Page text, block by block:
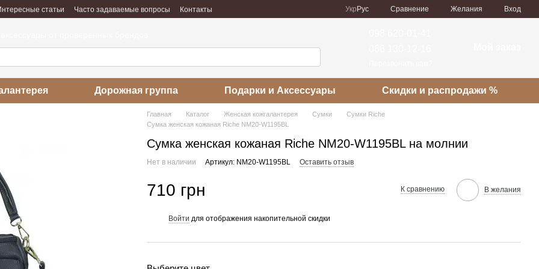
статьи Часто задаваемые вопросы
Контакты
Укр Рус Сравнение Желания Вход
Дорожная группа Подарки и Аксессуары Скидки и распродажи %
Главная Каталог Женская кожгалантерея Сумки
Сумки Riche
Сумка женская кожаная Riche NM20-W1195BL
Сумка женская кожаная Riche NM20-W1195BL на молнии
Нет в наличии Артикул: NM20-W1195BL Оставить отзыв
710 грн К сравнению В желания
Войти для отображения накопительной скидки